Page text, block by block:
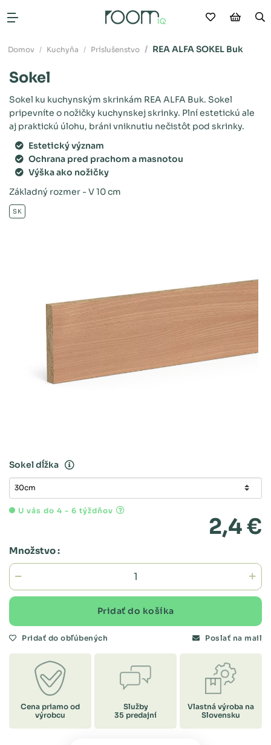
Otvoriť menu Moje
Domov Kuchyňa Príslušenstvo REA ALFA SOKEL Buk
Sokel
Sokel ku kuchynským skrinkám REA ALFA Buk. Sokel
pripevníte o nožičky kuchynskej skrinky. Plní estetickú ale
aj praktickú úlohu, bráni vniknutiu nečistôt pod skrinky.
Estetický význam
Ochrana pred prachom a masnotou
Výška ako nožičky
Základný rozmer - V 10 cm
SK
Sokel dĺžka
U vás do 4 - 6 týždňov
2,4 €
Množstvo :
Pridať do košíka
Pridať do obľúbených Poslať na mail
Cena priamo od
výrobcu
Služby
35 predajní
Vlastná výroba na
Slovensku